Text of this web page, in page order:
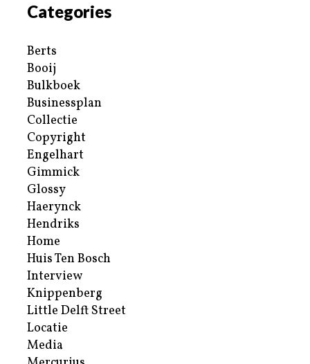
Categories
Berts
Booij
Bulkboek
Businessplan
Collectie
Copyright
Engelhart
Gimmick
Glossy
Haerynck
Hendriks
Home
Huis Ten Bosch
Interview
Knippenberg
Little Delft Street
Locatie
Media